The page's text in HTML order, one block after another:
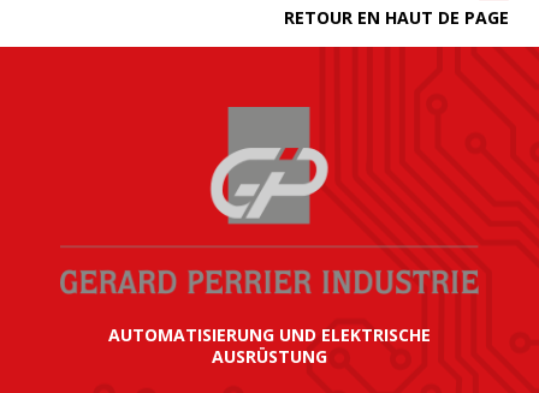
RETOUR EN HAUT DE PAGE
AUTOMATISIERUNG UND ELEKTRISCHE
AUSRÜSTUNG